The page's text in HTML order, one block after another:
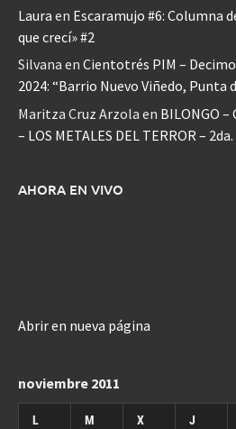
Laura en Escaramujo #6: Columna
que crecí» #2
Silvana en Cientotrés PIM –
2024: “Barrio Nuevo Viñedo, Punta
Maritza Cruz Arzola en BILONGO
– LOS METALES DEL TERROR –
AHORA EN VIVO
Abrir en nueva página
noviembre 2011
L M X J